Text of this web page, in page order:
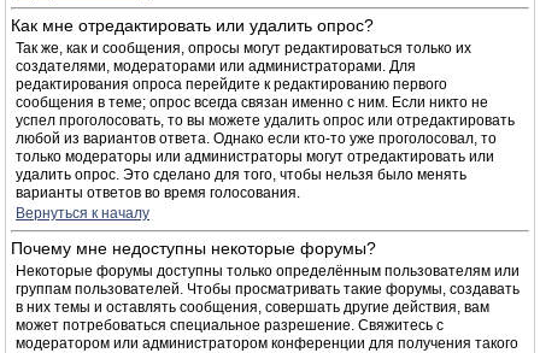
Как мне отредактировать или удалить опрос?
Так же, как и сообщения, опросы могут редактироваться только их
создателями, модераторами или администраторами. Для
редактирования опроса перейдите к редактированию первого
сообщения в теме; опрос всегда связан именно с ним. Если никто не
успел проголосовать, то вы можете удалить опрос или отредактировать
любой из вариантов ответа. Однако если кто-то уже проголосовал, то
только модераторы или администраторы могут отредактировать или
удалить опрос. Это сделано для того, чтобы нельзя было менять
варианты ответов во время голосования.
Вернуться к началу
Почему мне недоступны некоторые форумы?
Некоторые форумы доступны только определённым пользователям или
группам пользователей. Чтобы просматривать такие форумы, создавать
в них темы и оставлять сообщения, совершать другие действия, вам
может потребоваться специальное разрешение. Свяжитесь с
модератором или администратором конференции для получения такого